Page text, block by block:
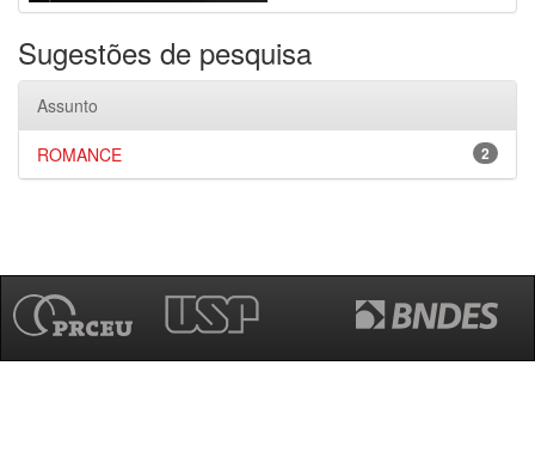
Sugestões de pesquisa
Assunto
2
ROMANCE